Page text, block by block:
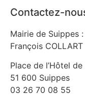
Contactez-
Mairie de Suippes :
François COLLART
Place de l’Hôtel
51 600 Suippes
03 26 70 08 55